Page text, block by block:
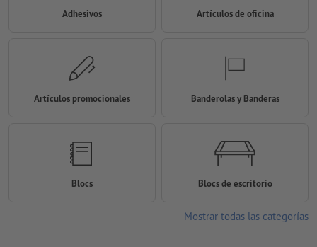
Adhesivos Artículos de oficina
Artículos promocionales Banderolas y Banderas
Blocs Blocs de escritorio
Mostrar todas las categorías